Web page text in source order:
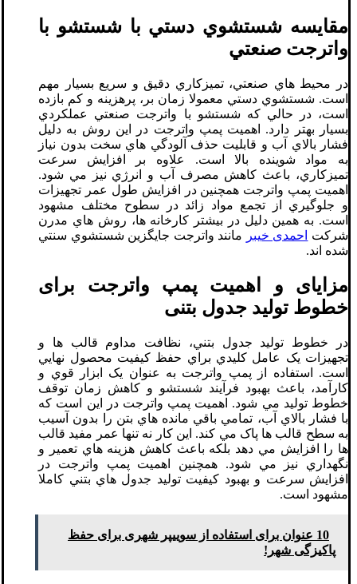
مقايسه شستشوي دستي با شستشو با
واترجت صنعتي
در محيط هاي صنعتي، تميزکاري دقيق و سريع بسيار مهم
است. شستشوي دستي معمولا زمان بر، پرهزينه و کم بازده
است، در حالي که شستشو با واترجت صنعتي عملکردي
بسيار بهتر دارد. اهميت پمپ واترجت در اين روش به دليل
فشار بالاي آب و قابليت حذف آلودگي هاي سخت بدون نياز
به مواد شوينده بالا است. علاوه بر افزايش سرعت
تميزکاري، باعث کاهش مصرف آب و انرژي نيز مي شود.
اهميت پمپ واترجت همچنين در افزايش طول عمر تجهيزات
و جلوگيري از تجمع مواد زائد در سطوح مختلف مشهود
است. به همين دليل در بيشتر کارخانه ها، روش هاي مدرن
شرکت
احمدی خیبر
مانند واترجت جايگزين شستشوي سنتي
شده اند.
مزایای و اهمیت پمپ واترجت برای
خطوط تولید جدول بتنی
در خطوط توليد جدول بتني، نظافت مداوم قالب ها و
تجهيزات يک عامل کليدي براي حفظ کيفيت محصول نهايي
است. استفاده از پمپ واترجت به عنوان يک ابزار قوي و
کارآمد، باعث بهبود فرآيند شستشو و کاهش زمان توقف
خطوط توليد مي شود. اهميت پمپ واترجت در اين است که
با فشار بالاي آب، تمامي باقي مانده هاي بتن را بدون آسيب
به سطح قالب ها پاک مي کند. اين کار نه تنها عمر مفيد قالب
ها را افزايش مي دهد بلکه باعث کاهش هزينه هاي تعمير و
نگهداري نيز مي شود. همچنين اهميت پمپ واترجت در
افزايش سرعت و بهبود کيفيت توليد جدول هاي بتني کاملا
مشهود است.
10 عنوان برای استفاده از سوییپر شهری برای حفظ
پاکیزگی شهر!